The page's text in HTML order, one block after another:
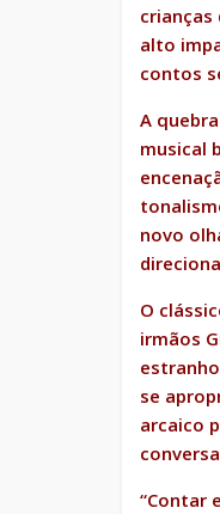
alto
contos
A
musical
novo
O
irmãos
se
arcaico
“Contar